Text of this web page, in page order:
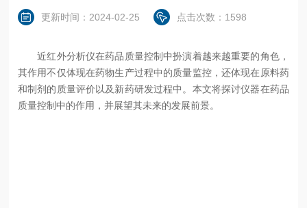
更新时间：2024-02-25 点击次数：1598
近红外分析仪在药品质量控制中扮演着越来越重要的角色，
其作用不仅体现在药物生产过程中的质量监控，还体现在原料药
和制剂的质量评价以及新药研发过程中。本文将探讨仪器在药品
质量控制中的作用，并展望其未来的发展前景。